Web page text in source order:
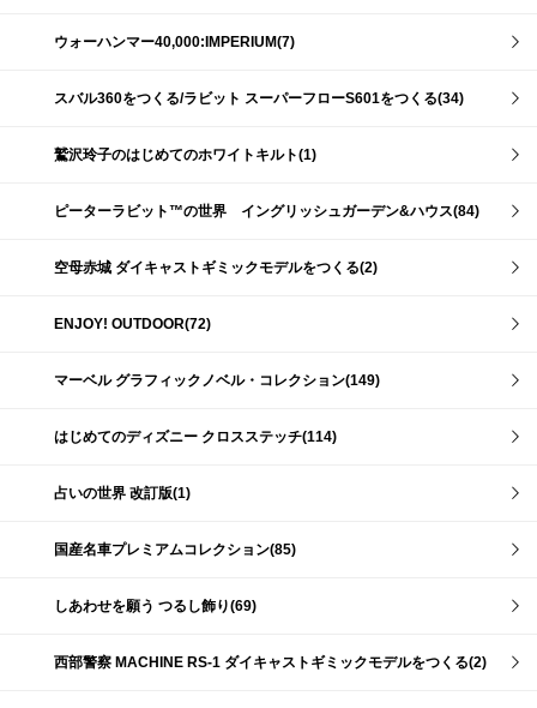
ウォーハンマー40,000:IMPERIUM(7)
スバル360をつくる/ラビット スーパーフローS601をつくる(34)
鷲沢玲子のはじめてのホワイトキルト(1)
ピーターラビット™の世界 イングリッシュガーデン&ハウス(84)
空母赤城 ダイキャストギミックモデルをつくる(2)
ENJOY! OUTDOOR(72)
マーベル グラフィックノベル・コレクション(149)
はじめてのディズニー クロスステッチ(114)
占いの世界 改訂版(1)
国産名車プレミアムコレクション(85)
しあわせを願う つるし飾り(69)
西部警察 MACHINE RS-1 ダイキャストギミックモデルをつくる(2)